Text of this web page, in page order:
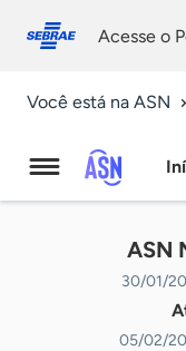
conosco
Acesse o
Você está na ASN
de
ASN
30/01/
05/02/